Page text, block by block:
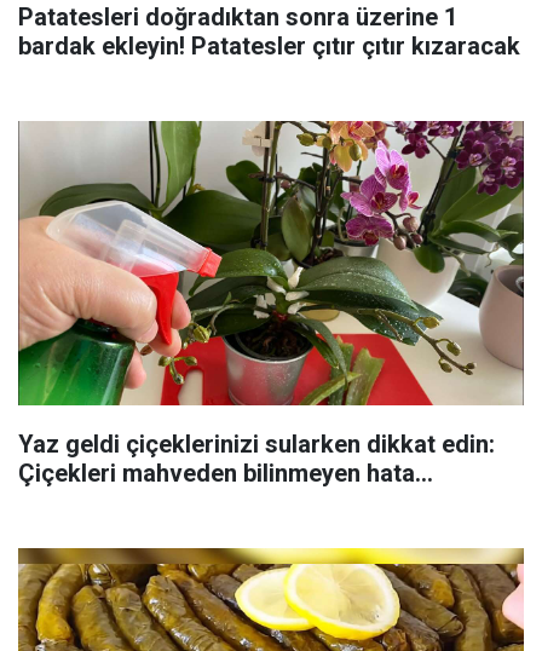
Patatesleri doğradıktan sonra üzerine 1
bardak ekleyin! Patatesler çıtır çıtır kızaracak
Yaz geldi çiçeklerinizi sularken dikkat edin:
Çiçekleri mahveden bilinmeyen hata...